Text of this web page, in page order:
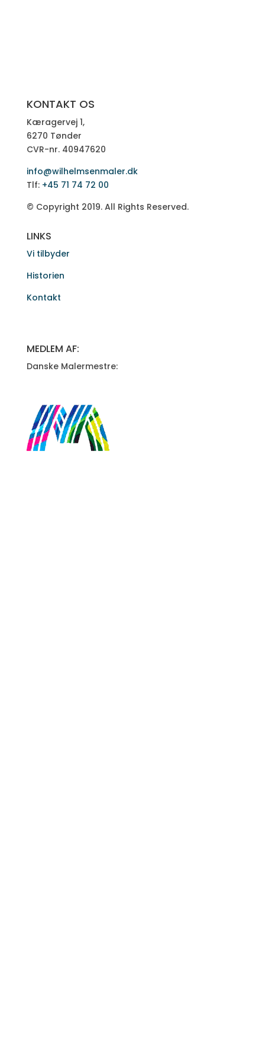
KONTAKT OS
Kæragervej 1,
6270 Tønder
CVR-nr. 40947620
info@wilhelmsenmaler.dk
Tlf: +45 71 74 72 00
© Copyright 2019. All Rights Reserved.
LINKS
Vi tilbyder
Historien
Kontakt
MEDLEM AF:
Danske Malermestre: